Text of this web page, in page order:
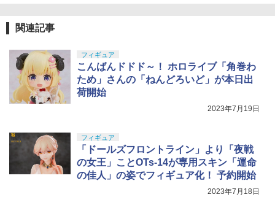
関連記事
フィギュア
こんばんドドド～！ ホロライブ「角巻わ
ため」さんの「ねんどろいど」が本日出
荷開始
2023年7月19日
フィギュア
「ドールズフロントライン」より「夜戦
の女王」ことOTs-14が専用スキン「運命
の佳人」の姿でフィギュア化！ 予約開始
2023年7月18日